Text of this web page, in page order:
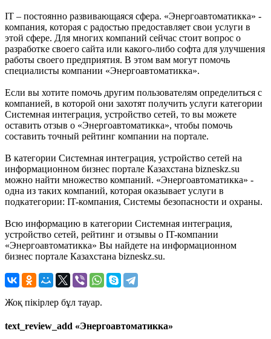
IT – постоянно развивающаяся сфера. «Энергоавтоматикка» -
компания, которая с радостью предоставляет свои услуги в
этой сфере. Для многих компаний сейчас стоит вопрос о
разработке своего сайта или какого-либо софта для улучшения
работы своего предприятия. В этом вам могут помочь
специалисты компании «Энергоавтоматикка».
Если вы хотите помочь другим пользователям определиться с
компанией, в которой они захотят получить услуги категории
Системная интеграция, устройство сетей, то вы можете
оставить отзыв о «Энергоавтоматикка», чтобы помочь
составить точный рейтинг компании на портале.
В категории Системная интеграция, устройство сетей на
информационном бизнес портале Казахстана bizneskz.su
можно найти множество компаний. «Энергоавтоматикка» -
одна из таких компаний, которая оказывает услуги в
подкатегории: IT-компания, Системы безопасности и охраны.
Всю информацию в категории Системная интеграция,
устройство сетей, рейтинг и отзывы о IT-компании
«Энергоавтоматикка» Вы найдете на информационном
бизнес портале Казахстана bizneskz.su.
Жоқ пікірлер бұл тауар.
text_review_add «Энергоавтоматикка»